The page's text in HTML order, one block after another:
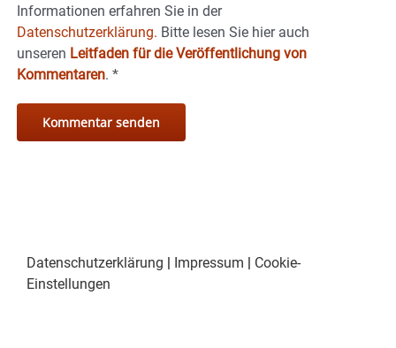
Informationen erfahren Sie in der
Datenschutzerklärung. Bitte lesen Sie hier auch
unseren Leitfaden für die Veröffentlichung von
Kommentaren. *
Datenschutzerklärung Impressum
Cookie-
Einstellungen